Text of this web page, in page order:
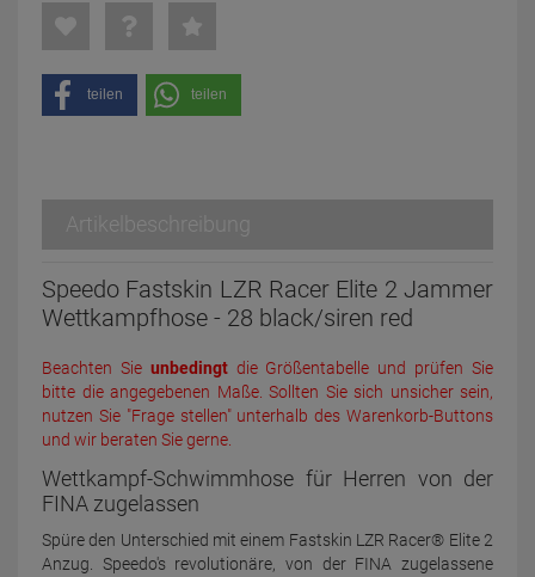
teilen teilen
Artikelbeschreibung
Speedo Fastskin LZR Racer Elite 2 Jammer
Wettkampfhose - 28 black/siren red
Beachten Sie unbedingtdie Größentabelle und prüfen Sie
bitte die angegebenen Maße. Sollten Sie sich unsicher sein,
nutzen Sie "Frage stellen" unterhalb des Warenkorb-Buttons
und wir beraten Sie gerne.
Wettkampf-Schwimmhose für Herren von der
FINA zugelassen
Spüre den Unterschied mit einem Fastskin LZR Racer® Elite 2
Anzug. Speedo's revolutionäre, von der FINA zugelassene